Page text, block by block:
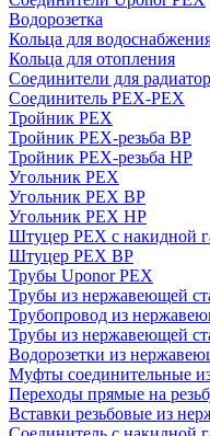
Водорозетка
Кольца для
Кольца для отопления
Соединители для
Соединитель PEX-PEX
Тройник PEX
Тройник PEX-резьба ВР
Тройник PEX-резьба НР
Угольник PEX
Угольник PEX ВР
Угольник PEX НР
Штуцер PEX c накидной
Штуцер PEX ВР
Трубы Uponor PEX
Трубы из нержавеющей
Трубопровод из
Трубы из нержавеющей
Водорозетки из
Муфты соединительные
Переходы прямые на
Вставки резьбовые из